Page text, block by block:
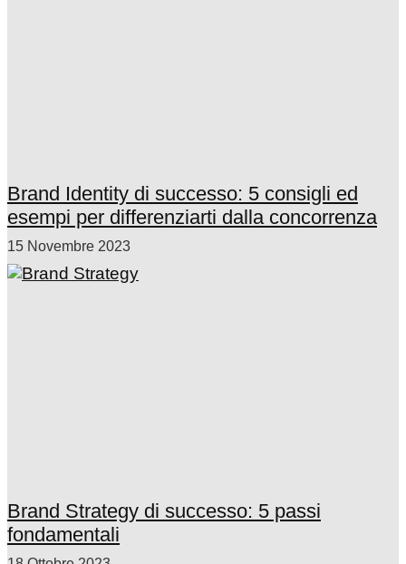
Brand Identity di successo: 5 consigli ed
esempi per differenziarti dalla concorrenza
15 Novembre 2023
Brand Strategy di successo: 5 passi
fondamentali